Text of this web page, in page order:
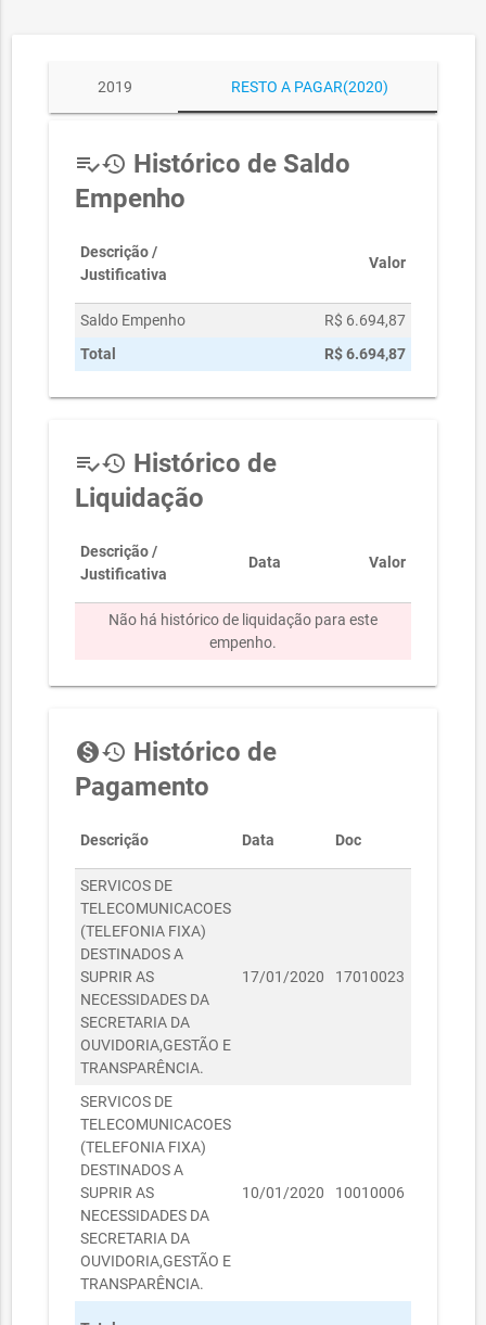
2019 RESTO A PAGAR(2020)
playlist_add_checkhistory Histórico de Saldo
Empenho
Descrição /
Justificativa
Valor
Saldo Empenho
R$ 6.694,87
Total
R$ 6.694,87
playlist_add_checkhistory Histórico de
Liquidação
Descrição /
Justificativa
Data Valor
Não há histórico de liquidação para este
empenho.
monetization_onhistory Histórico de
Pagamento
Descrição Data Doc
SERVICOS DE
TELECOMUNICACOES
(TELEFONIA FIXA)
DESTINADOS A
SUPRIR AS
NECESSIDADES DA
SECRETARIA DA
OUVIDORIA,GESTÃO E
TRANSPARÊNCIA.
17/01/2020 17010023
SERVICOS DE
TELECOMUNICACOES
(TELEFONIA FIXA)
DESTINADOS A
SUPRIR AS
NECESSIDADES DA
SECRETARIA DA
OUVIDORIA,GESTÃO E
TRANSPARÊNCIA.
10/01/2020 10010006